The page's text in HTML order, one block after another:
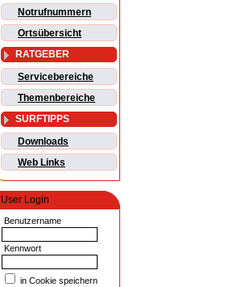
Notrufnummern
Ortsübersicht
RATGEBER
Servicebereiche
Themenbereiche
SURFTIPPS
Downloads
Web Links
User Login
Benutzername
Kennwort
in Cookie speichern